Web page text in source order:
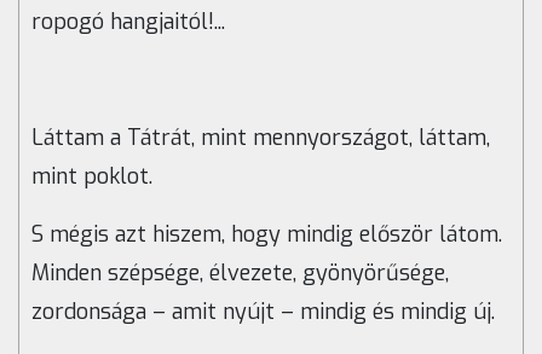
ropogó hangjaitól!...
Láttam a Tátrát, mint mennyországot, láttam,
mint poklot.
S mégis azt hiszem, hogy mindig először látom.
Minden szépsége, élvezete, gyönyörűsége,
zordonsága – amit nyújt – mindig és mindig új.